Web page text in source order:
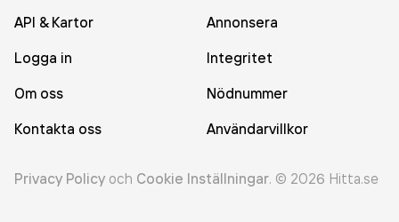
API & Kartor
Annonsera
Logga in
Integritet
Om oss
Nödnummer
Kontakta oss
Användarvillkor
Privacy Policy och Cookie Inställningar. © 2026 Hitta.se